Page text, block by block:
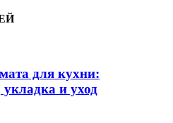
для кухни:
и уход